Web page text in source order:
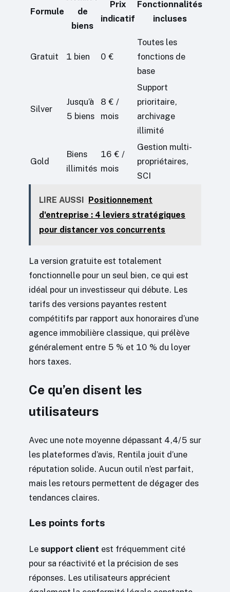
Formule
de
biens
Prix
indicatif
Fonctionnalités
incluses
Gratuit 1 bien 0 €
Toutes les
fonctions de
base
Silver
Jusqu’à
5 biens
8 € /
mois
Support
prioritaire,
archivage
illimité
Gold
Biens
illimités
16 € /
mois
Gestion multi-
propriétaires,
SCI
LIRE AUSSI Positionnement
d'entreprise : 4 leviers stratégiques
pour distancer vos concurrents
La version gratuite est totalement
fonctionnelle pour un seul bien, ce qui est
idéal pour un investisseur qui débute. Les
tarifs des versions payantes restent
compétitifs par rapport aux honoraires d’une
agence immobilière classique, qui prélève
généralement entre 5 % et 10 % du loyer
hors taxes.
Ce qu’en disent les
utilisateurs
Avec une note moyenne dépassant 4,4/5 sur
les plateformes d’avis, Rentila jouit d’une
réputation solide. Aucun outil n’est parfait,
mais les retours permettent de dégager des
tendances claires.
Les points forts
Le support client est fréquemment cité
pour sa réactivité et la précision de ses
réponses. Les utilisateurs apprécient